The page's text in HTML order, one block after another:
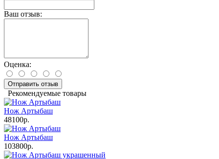
Ваш отзыв:
Оценка:
Отправить отзыв
Рекомендуемые товары
Нож Артыбаш
48100р.
Нож Артыбаш
103800р.